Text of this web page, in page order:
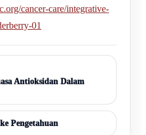
cancer-care/integrative-
01
Antioksidan Dalam
Pengetahuan